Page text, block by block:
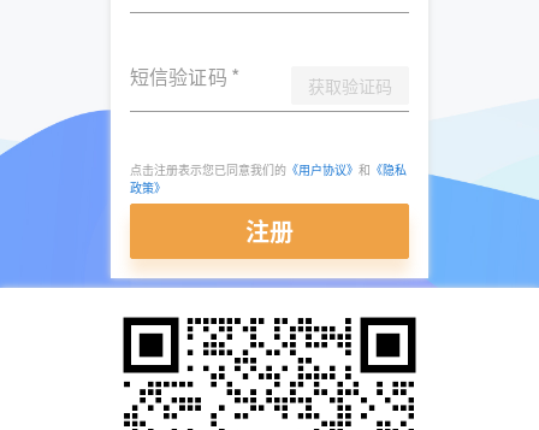
短信验证码 * 获取验证码
点击注册表示您已同意我们的 《用户协议》 和 《隐私
政策》
注册